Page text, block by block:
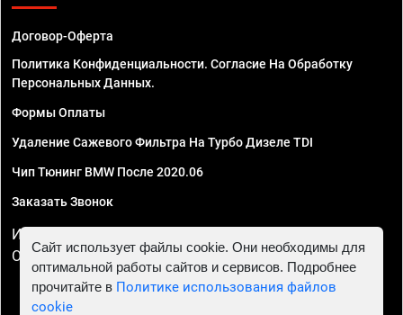
Договор-Оферта
Политика Конфиденциальности. Согласие На Обработку
Персональных Данных.
Формы Оплаты
Удаление Сажевого Фильтра На Турбо Дизеле TDI
Чип Тюнинг BMW После 2020.06
Заказать Звонок
ИП Смирнов Георгий Павлович. ИНН 781302555843,
ОГРНИП 324470400032610
Сайт использует файлы cookie. Они необходимы для
оптимальной работы сайтов и сервисов. Подробнее
прочитайте в Политике использования файлов
cookie